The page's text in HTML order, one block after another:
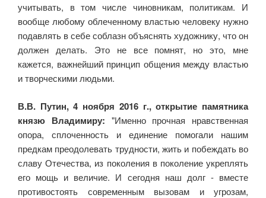
учитывать, в том числе чиновникам, политикам. И
вообще любому облеченному властью человеку нужно
подавлять в себе соблазн объяснять художнику, что он
должен делать. Это не все помнят, но это, мне
кажется, важнейший принцип общения между властью
и творческими людьми.
В.В. Путин, 4 ноября 2016 г., открытие памятника
князю Владимиру: "Именно прочная нравственная
опора, сплоченность и единение помогали нашим
предкам преодолевать трудности, жить и побеждать во
славу Отечества, из поколения в поколение укреплять
его мощь и величие. И сегодня наш долг - вместе
противостоять современным вызовам и угрозам,